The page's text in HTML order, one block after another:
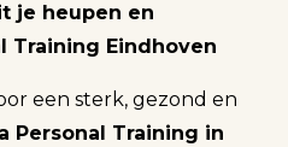
je heupen en
Training Eindhoven
een sterk, gezond en
Personal Training in